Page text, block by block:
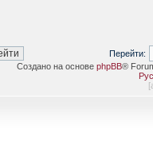
Перейти:
Создано на основе phpBB®
[